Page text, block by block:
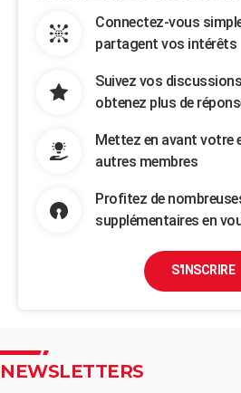
Connectez-vous
partagent vos intérêts
Suivez vos
obtenez plus de
Mettez en avant votre
autres membres
Profitez de
supplémentaires en
S'INSCRIRE
NEWSLETTERS